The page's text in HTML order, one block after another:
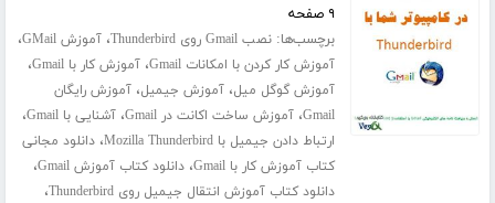
۹ صفحه
برچسب‌ها:نصب Gmail روی Thunderbird ،آموزش GMail ،
آموزش کار کردن با امکانات Gmail ،آموزش کار با Gmail ،
آموزش گوگل میل،آموزش جیمیل،آموزش رایگان
Gmail،آموزش ساخت اکانت در Gmail ،آشنایی با Gmail ،
ارتباط دادن جیمیل با Mozilla Thunderbird ،دانلود مجانی
کتاب آموزش کار با Gmail
،دانلود کتاب آموزش Gmail ،
دانلود کتاب آموزش انتقال جیمیل روی Thunderbird ،